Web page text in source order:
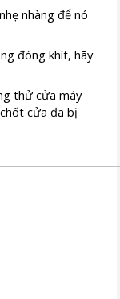
nhàng để nó
đóng khít, hãy
thử cửa máy
cửa đã bị